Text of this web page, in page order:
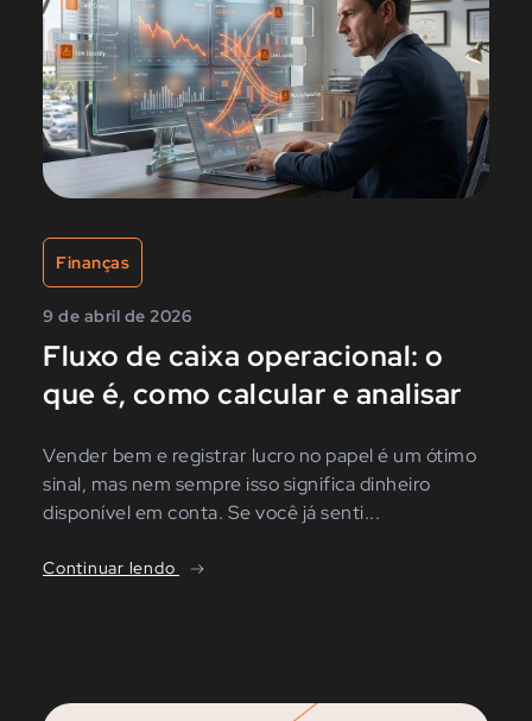
Finanças
9 de abril de 2026
Fluxo de caixa operacional: o
que é, como calcular e analisar
Vender bem e registrar lucro no papel é um ótimo
sinal, mas nem sempre isso significa dinheiro
disponível em conta. Se você já senti...
Continuar lendo